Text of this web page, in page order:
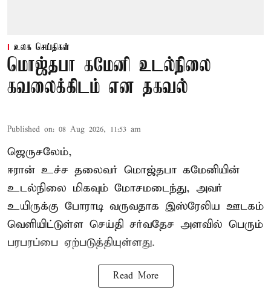
உலக செய்திகள்
மொஜ்தபா கமேனி உடல்நிலை
கவலைக்கிடம் என தகவல்
Published on: 08 Aug 2026, 11:53 am
ஜெருசலேம்,
ஈரான் உச்ச தலைவர் மொஜ்தபா கமேனியின்
உடல்நிலை மிகவும் மோசமடைந்து, அவர்
உயிருக்கு போராடி வருவதாக இஸ்ரேலிய ஊடகம்
வெளியிட்டுள்ள செய்தி சர்வதேச அளவில் பெரும்
பரபரப்பை ஏற்படுத்தியுள்ளது.
Read More